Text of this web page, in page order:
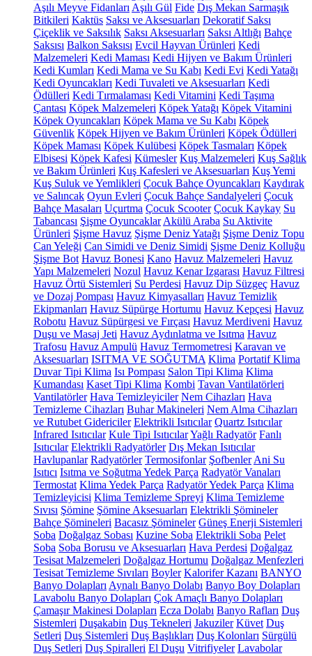
Aşılı Meyve Fidanları Aşılı Gül Fide Dış Mekan Sarmaşık
Bitkileri Kaktüs Saksı ve Aksesuarları Dekoratif Saksı
Çiçeklik ve Saksılık Saksı Aksesuarları Saksı Altlığı Bahçe
Saksısı Balkon Saksısı Evcil Hayvan Ürünleri Kedi
Malzemeleri Kedi Maması Kedi Hijyen ve Bakım Ürünleri
Kedi Kumları Kedi Mama ve Su Kabı Kedi Evi Kedi Yatağı
Kedi Oyuncakları Kedi Tuvaleti ve Aksesuarları Kedi
Ödülleri Kedi Tırmalaması Kedi Vitamini Kedi Taşıma
Çantası Köpek Malzemeleri Köpek Yatağı Köpek Vitamini
Köpek Oyuncakları Köpek Mama ve Su Kabı Köpek
Güvenlik Köpek Hijyen ve Bakım Ürünleri Köpek Ödülleri
Köpek Maması Köpek Kulübesi Köpek Tasmaları Köpek
Elbisesi Köpek Kafesi Kümesler Kuş Malzemeleri Kuş Sağlık
ve Bakım Ürünleri Kuş Kafesleri ve Aksesuarları Kuş Yemi
Kuş Suluk ve Yemlikleri Çocuk Bahçe Oyuncakları Kaydırak
ve Salıncak Oyun Evleri Çocuk Bahçe Sandalyeleri Çocuk
Bahçe Masaları Uçurtma Çocuk Scooter Çocuk Kaykay Su
Tabancası Şişme Oyuncaklar Akülü Araba Su Aktivite
Ürünleri Şişme Havuz Şişme Deniz Yatağı Şişme Deniz Topu
Can Yeleği Can Simidi ve Deniz Simidi Şişme Deniz Kolluğu
Şişme Bot Havuz Bonesi Kano Havuz Malzemeleri Havuz
Yapı Malzemeleri Nozul Havuz Kenar Izgarası Havuz Filtresi
Havuz Örtü Sistemleri Su Perdesi Havuz Dip Süzgeç Havuz
ve Dozaj Pompası Havuz Kimyasalları Havuz Temizlik
Ekipmanları Havuz Süpürge Hortumu Havuz Kepçesi Havuz
Robotu Havuz Süpürgesi ve Fırçası Havuz Merdiveni Havuz
Duşu ve Masaj Jeti Havuz Aydınlatma ve Isıtma Havuz
Trafosu Havuz Ampulü Havuz Termometresi Karavan ve
Aksesuarları ISITMA VE SOĞUTMA Klima Portatif Klima
Duvar Tipi Klima Isı Pompası Salon Tipi Klima Klima
Kumandası Kaset Tipi Klima Kombi Tavan Vantilatörleri
Vantilatörler Hava Temizleyiciler Nem Cihazları Hava
Temizleme Cihazları Buhar Makineleri Nem Alma Cihazları
ve Rutubet Gidericiler Elektrikli Isıtıcılar Quartz Isıtıcılar
Infrared Isıtıcılar Kule Tipi IsıtıcılarYağlı Radyatör Fanlı
Isıtıcılar Elektrikli Radyatörler Dış Mekan Isıtıcılar
Havlupanlar Radyatörler Termosifonlar Şofbenler Ani Su
Isıtıcı Isıtma ve Soğutma Yedek Parça Radyatör Vanaları
Termostat Klima Yedek Parça Radyatör Yedek Parça Klima
Temizleyicisi Klima Temizleme Spreyi Klima Temizleme
Sıvısı Şömine Şömine Aksesuarları Elektrikli Şömineler
Bahçe Şömineleri Bacasız Şömineler Güneş Enerji Sistemleri
Soba Doğalgaz Sobası Kuzine Soba Elektrikli Soba Pelet
Soba Soba Borusu ve Aksesuarları Hava Perdesi Doğalgaz
Tesisat Malzemeleri Doğalgaz Hortumu Doğalgaz Menfezleri
Tesisat Temizleme Sıvıları Boyler Kalorifer Kazanı BANYO
Banyo Dolapları Aynalı Banyo Dolabı Banyo Boy Dolapları
Lavabolu Banyo Dolapları Çok Amaçlı Banyo Dolapları
Çamaşır Makinesi Dolapları Ecza Dolabı Banyo Rafları Duş
Sistemleri Duşakabin Duş Tekneleri Jakuziler Küvet Duş
Setleri Duş Sistemleri Duş Başlıkları Duş Kolonları Sürgülü
Duş Setleri Duş Spiralleri El Duşu Vitrifiyeler Lavabolar